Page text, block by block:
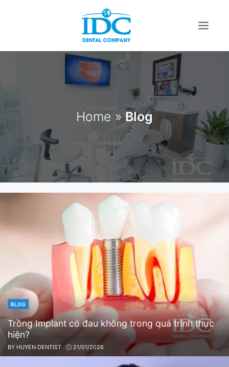
Menu
Home »Blog
CATEGORIES
BLOG
Trồng Implant có đau không trong quá trình thực
hiện?
BY HUYEN DENTIST 21/01/2026